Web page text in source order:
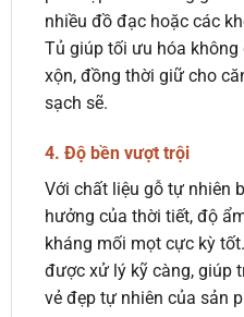
nhiều đồ đạc hoặc các
Tủ giúp tối ưu hóa
xộn, đồng thời giữ cho
sạch sẽ.
4. Độ bền vượt trội
Với chất liệu gỗ tự nhiên
hưởng của thời tiết, độ
kháng mối mọt cực kỳ
được xử lý kỹ càng, giúp
vẻ đẹp tự nhiên của sản